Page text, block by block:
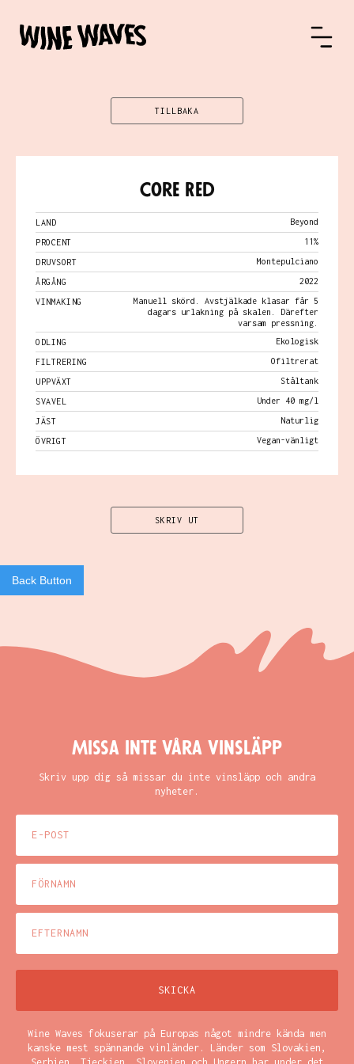
TILLBAKA
Core Red
LAND Beyond
PROCENT 11%
DRUVSORT Montepulciano
ÅRGÅNG 2022
VINMAKING
Manuell skörd. Avstjälkade klasar får 5
dagars urlakning på skalen. Därefter
varsam pressning.
ODLING
Ekologisk
FILTRERING Ofiltrerat
UPPVÄXT Ståltank
SVAVEL Under 40 mg/l
JÄST Naturlig
ÖVRIGT Vegan-vänligt
SKRIV UT
Back Button
Missa inte våra vinsläpp
Skriv upp dig så missar du inte vinsläpp och andra
nyheter.
Wine Waves fokuserar på Europas något mindre kända men
kanske mest spännande vinländer. Länder som Slovakien,